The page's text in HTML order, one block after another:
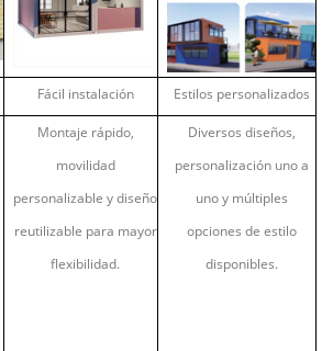
Fácil instalación Estilos personalizados
Montaje rápido,
movilidad
personalizable y diseño
reutilizable para mayor
flexibilidad.
Diversos diseños,
personalización uno a
uno y múltiples
opciones de estilo
disponibles.